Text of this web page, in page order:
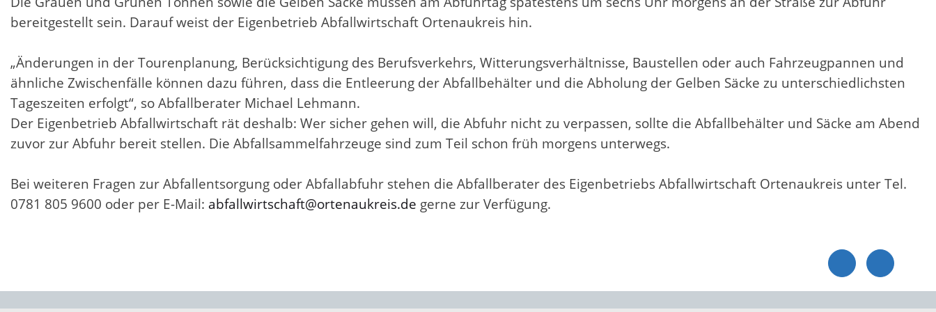
bereitgestellt sein. Darauf weist der Eigenbetrieb Abfallwirtschaft Ortenaukreis hin.
„Änderungen in der Tourenplanung, Berücksichtigung des Berufsverkehrs, Witterungsverhältnisse, Baustellen oder auch Fahrzeugpannen und
ähnliche Zwischenfälle können dazu führen, dass die Entleerung der Abfallbehälter und die Abholung der Gelben Säcke zu unterschiedlichsten
Tageszeiten erfolgt“, so Abfallberater Michael Lehmann.
Der Eigenbetrieb Abfallwirtschaft rät deshalb: Wer sicher gehen will, die Abfuhr nicht zu verpassen, sollte die Abfallbehälter und Säcke am Abend
zuvor zur Abfuhr bereit stellen. Die Abfallsammelfahrzeuge sind zum Teil schon früh morgens unterwegs.
Bei weiteren Fragen zur Abfallentsorgung oder Abfallabfuhr stehen die Abfallberater des Eigenbetriebs Abfallwirtschaft Ortenaukreis unter Tel.
0781 805 9600 oder per E-Mail: abfallwirtschaft@ortenaukreis.de gerne zur Verfügung.